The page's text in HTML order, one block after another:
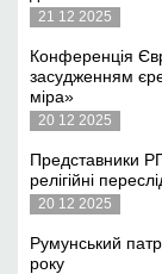
21 12 2025
Конференція
засудженням
міра»
20 12 2025
Представники
релігійні
20 12 2025
Румунський
року